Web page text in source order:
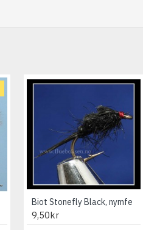
Biot Stonefly Black, nymfe
9,50kr